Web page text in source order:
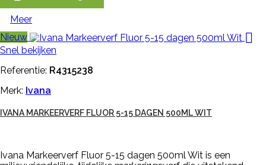
Meer
Nieuw

Snel bekijken
Referentie: R4315238
Merk: Ivana
IVANA MARKEERVERF FLUOR 5-15 DAGEN 500ML WIT
Ivana Markeerverf Fluor 5-15 dagen 500ml Wit is een